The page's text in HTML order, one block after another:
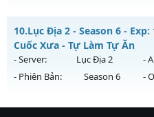
Antihack: Yes
MU HỎA LONG 6.9 - 🌍
Mu mới ra tháng 08 2026 - Mở
https://facebook.com/
04/08/2626
10.Lục Địa 2 - Season 6 -
Cuốc Xưa - Tự Làm Tự Ăn
- Server: Lục Địa 2 -
- Phiên Bản:
Season 6 -
Lục Địa 2 - Chuẩn Cày Cuốc